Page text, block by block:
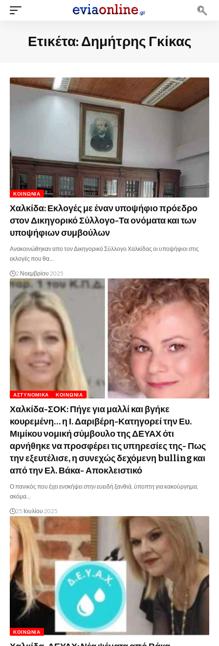
Ετικέτα: Δημήτρης Γκίκας
ΚΟΙΝΩΝΊΑ
Χαλκίδα: Εκλογές με έναν υποψήφιο πρόεδρο
στον Δικηγορικό Σύλλογο-Τα ονόματα και των
υποψήφιων συμβούλων
Ανακοινώθηκαν απο τον Δικηγορικό Σύλλογο Χαλκίδας οι υποψήφιοι στις
εκλογές που θα…
2 Νοεμβρίου 2025
ΑΣΤΥΝΟΜΙΚΆ ΚΟΙΝΩΝΊΑ
Χαλκίδα-ΣΟΚ: Πήγε για μαλλί και βγήκε
κουρεμένη… η Ι. Δαριβέρη-Κατηγορεί την Ευ.
Μιμίκου νομική σύμβουλο της ΔΕΥΑΧ ότι
αρνήθηκε να προσφέρει τις υπηρεσίες της- Πως
την εξευτέλισε, η συνεχώς δεχόμενη bulling και
από την Ελ. Βάκα- Αποκλειστικό
Ο πανικός που έχει ενσκήψει στην ευειδή ξανθιά, ύποπτη για κακούργημα,
ακόμα…
25 Ιουλίου 2025
ΚΟΙΝΩΝΊΑ